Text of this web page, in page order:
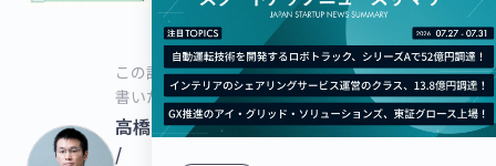
この記事を
書いた人
高橋史弥
/